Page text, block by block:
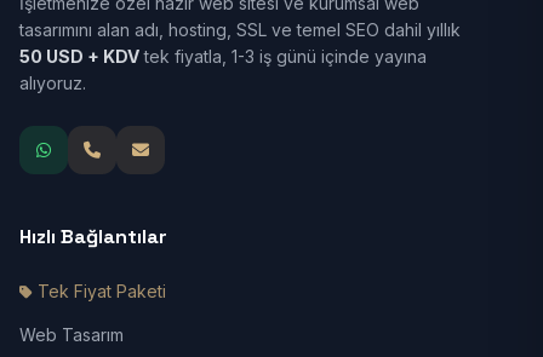
tasarımını alan adı, hosting, SSL ve temel SEO dahil yıllık
50 USD + KDVtek fiyatla, 1-3 iş günü içinde yayına
alıyoruz.
Hızlı Bağlantılar
Tek Fiyat Paketi
Web Tasarım